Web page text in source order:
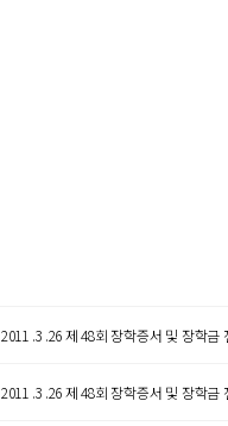
2011 .3 .26 제 48회 장학증서 및 장학금
2011 .3 .26 제 48회 장학증서 및 장학금